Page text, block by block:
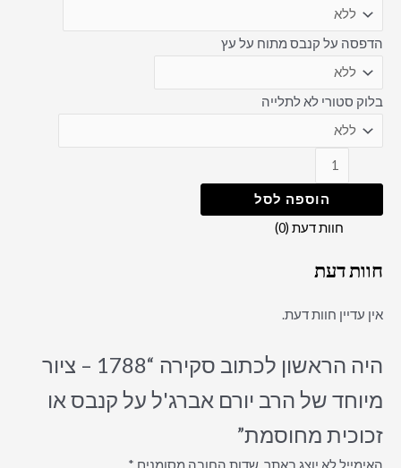
הדפסה על קנבס מתוח על עץ
בלוק סטורי לא לתלייה
הוספה לסל
חוות דעת (0)
חוות דעת
אין עדיין חוות דעת.
היה הראשון לכתוב סקירה “1788 – ציור
מיוחד של הרב יורם אברג'ל על קנבס או
זכוכית מחוסמת”
האימייל לא יוצג באתר. שדות החובה מסומנים *